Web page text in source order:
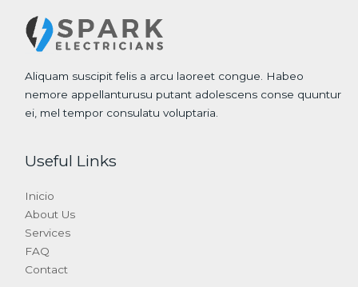
Aliquam suscipit felis a arcu laoreet congue. Habeo
nemore appellanturusu putant adolescens conse quuntur
ei, mel tempor consulatu voluptaria.
Useful Links
Inicio
About Us
Services
FAQ
Contact